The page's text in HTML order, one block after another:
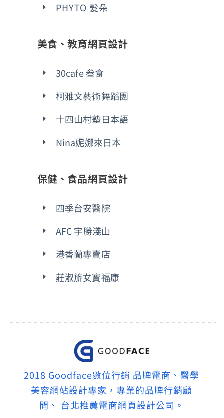
PHYTO 髮朵
美食、教育網頁設計
30cafe 叁食
柯雅文藝術舞蹈團
十四山村塾日本語
Nina妮娜來日本
保健、食品網頁設計
四季台安醫院
AFC 宇勝淺山
港香蘭專賣店
莊淑旂女寶福康
2018 Goodface數位行銷 品牌電商、醫學
美容網站設計專家，專業的品牌行銷顧
問、 台北推薦電商網頁設計公司。